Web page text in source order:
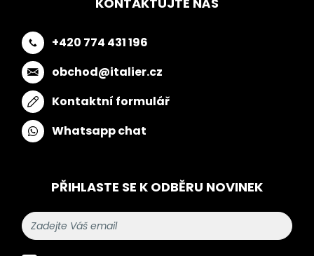
+420 774 431 196
obchod@italier.cz
Kontaktní formulář
Whatsapp chat
PŘIHLASTE SE K ODBĚRU NOVINEK